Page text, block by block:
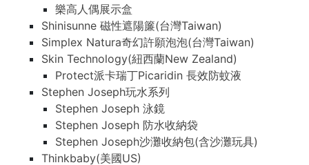
樂高人偶展示盒
Shinisunne 磁性遮陽簾(台灣Taiwan)
Simplex Natura奇幻許願泡泡(台灣Taiwan)
Skin Technology(紐西蘭New Zealand)
Protect派卡瑞丁Picaridin 長效防蚊液
Stephen Joseph玩水系列
Stephen Joseph 泳鏡
Stephen Joseph 防水收納袋
Stephen Joseph沙灘收納包(含沙灘玩具)
Thinkbaby(美國US)